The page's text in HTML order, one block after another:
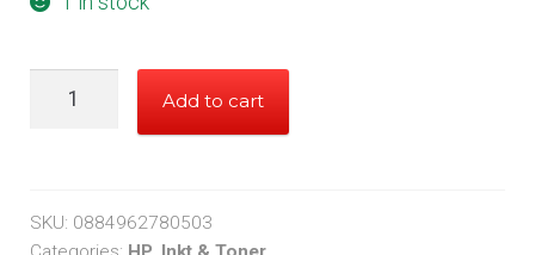
Add to cart
SKU: 0884962780503